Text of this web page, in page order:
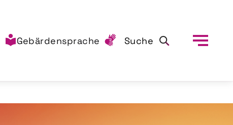
Gebärdensprache Suche